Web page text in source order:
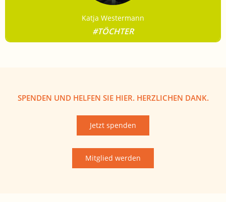
Katja Westermann
TÖCHTER
SPENDEN UND HELFEN SIE HIER. HERZLICHEN DANK.
Jetzt spenden
Mitglied werden